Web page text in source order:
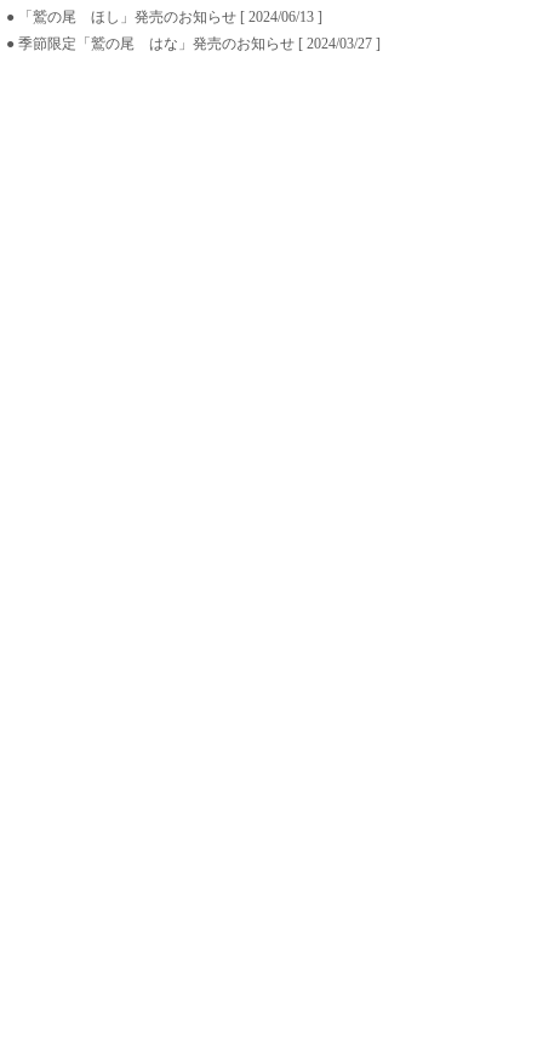
● 「鷲の尾 ほし」発売のお知らせ [ 2024/06/13 ]
● 季節限定「鷲の尾 はな」発売のお知らせ [ 2024/03/27 ]